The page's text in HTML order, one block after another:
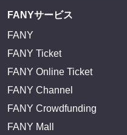
FANYサービス
FANY
FANY Ticket
FANY Online Ticket
FANY Channel
FANY Crowdfunding
FANY Mall